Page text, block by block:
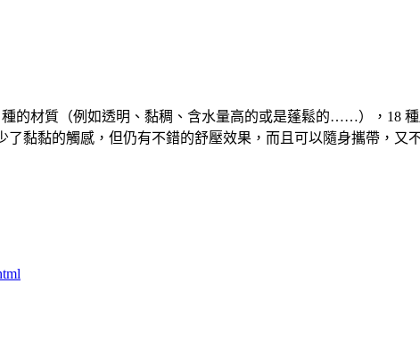
的材質（例如透明、黏稠、含水量高的或是蓬鬆的……），18
黏黏的觸感，但仍有不錯的舒壓效果，而且可以隨身攜帶，又